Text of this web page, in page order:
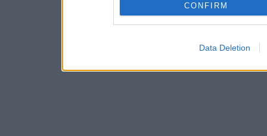
CONFIRM
Data Deletion